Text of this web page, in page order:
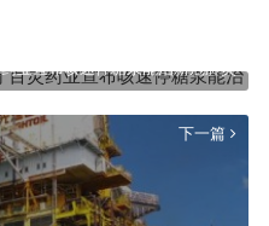
业宣布咳速停糖浆能治新冠肺炎
下一篇